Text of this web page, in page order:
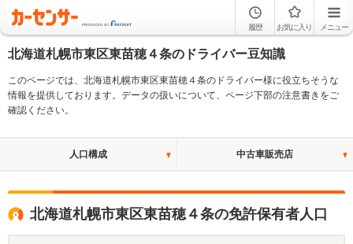
履歴 お気に入り メニュー
北海道札幌市東区東苗穂４条のドライバー豆知識
このページでは、北海道札幌市東区東苗穂４条のドライバー様に役立ちそうな
情報を提供しております。データの扱いについて、ページ下部の注意書きをご
確認ください。
人口構成 中古車販売店
北海道札幌市東区東苗穂４条の免許保有者人口